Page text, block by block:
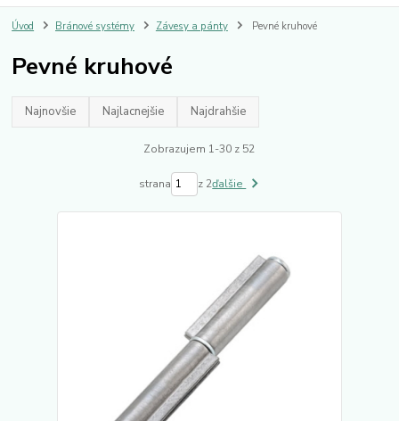
Úvod Bránové systémy Závesy a pánty Pevné kruhové
Pevné kruhové
Najnovšie Najlacnejšie Najdrahšie
Zobrazujem 1-30 z 52
strana z 2ďalšie